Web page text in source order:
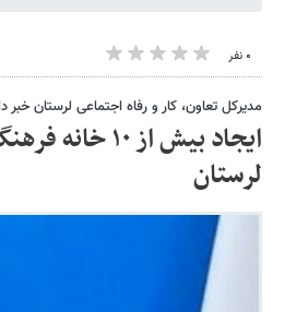
۰ نفر
مدیرکل تعاون، کار و رفاه اجتماعی لرستان خبر
لرستان